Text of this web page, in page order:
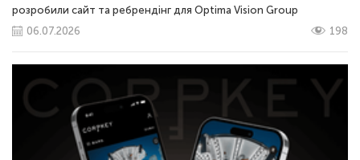
розробили сайт та ребрендінг для Optima Vision Group
06.07.2026
198